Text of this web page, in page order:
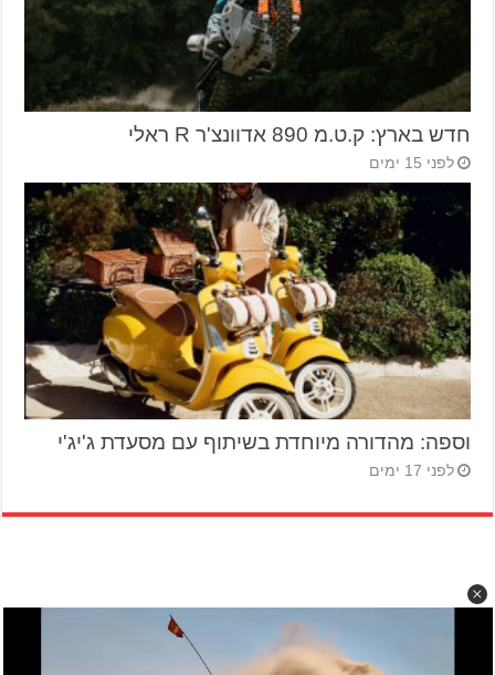
חדש בארץ: ק.ט.מ 890 אדוונצ'ר R ראלי
לפני 15 ימים
וספה: מהדורה מיוחדת בשיתוף עם מסעדת ג'יג'י
לפני 17 ימים